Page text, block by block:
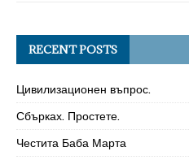
RECENT POSTS
Цивилизационен въпрос.
Сбърках. Простете.
Честита Баба Марта